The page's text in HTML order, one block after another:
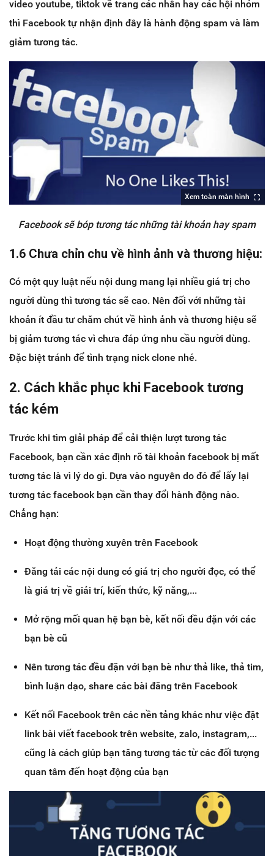
video youtube, tiktok về trang các nhân hay các hội nhóm
thì Facebook tự nhận định đây là hành động spam và làm
giảm tương tác.
Xem toàn màn hình
Facebook sẽ bóp tương tác những tài khoản hay spam
1.6 Chưa chỉn chu về hình ảnh và thương hiệu:
Có một quy luật nếu nội dung mang lại nhiều giá trị cho
người dùng thì tương tác sẽ cao. Nên đối với những tài
khoản ít đầu tư chăm chút về hình ảnh và thương hiệu sẽ
bị giảm tương tác vì chưa đáp ứng nhu cầu người dùng.
Đặc biệt tránh để tình trạng nick clone nhé.
2. Cách khắc phục khi Facebook tương
tác kém
Trước khi tìm giải pháp để cải thiện lượt tương tác
Facebook, bạn cần xác định rõ tài khoản facebook bị mất
tương tác là vì lý do gì. Dựa vào nguyên do đó để lấy lại
tương tác facebook bạn cần thay đổi hành động nào.
Chẳng hạn:
Hoạt động thường xuyên trên Facebook
Đăng tải các nội dung có giá trị cho người đọc, có thể
là giá trị về giải trí, kiến thức, kỹ năng,...
Mở rộng mối quan hệ bạn bè, kết nối đều đặn với các
bạn bè cũ
Nên tương tác đều đặn với bạn bè như thả like, thả tim,
bình luận dạo, share các bài đăng trên Facebook
Kết nối Facebook trên các nền tảng khác như việc đặt
link bài viết facebook trên website, zalo, instagram,...
cũng là cách giúp bạn tăng tương tác từ các đối tượng
quan tâm đến hoạt động của bạn